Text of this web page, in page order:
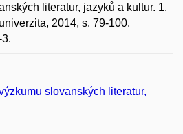
literatur, jazyků a kultur. 1.
2014, s. 79-100.
slovanských literatur,